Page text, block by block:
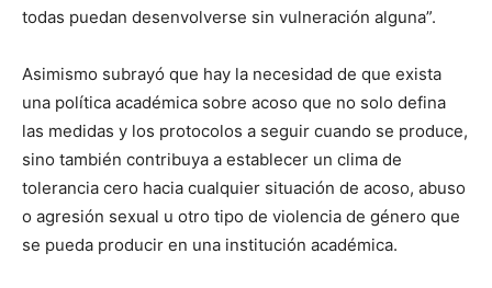
todas puedan desenvolverse sin vulneración alguna”.
Asimismo subrayó que hay la necesidad de que exista
una política académica sobre acoso que no solo defina
las medidas y los protocolos a seguir cuando se produce,
sino también contribuya a establecer un clima de
tolerancia cero hacia cualquier situación de acoso, abuso
o agresión sexual u otro tipo de violencia de género que
se pueda producir en una institución académica.